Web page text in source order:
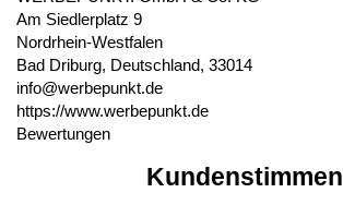
Am Siedlerplatz 9
Nordrhein-Westfalen
Bad Driburg, Deutschland, 33014
info@werbepunkt.de
https://www.werbepunkt.de
Bewertungen
Kundenstimmen